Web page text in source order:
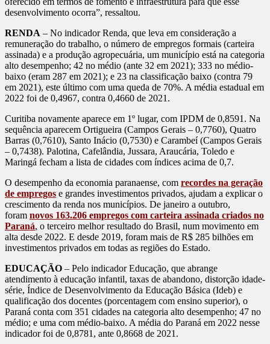
desenvolvimento ocorra”, ressaltou.
RENDA – No indicador Renda, que leva em consideração a
remuneração do trabalho, o número de empregos formais (carteira
assinada) e a produção agropecuária, um município está na categoria
alto desempenho; 42 no médio (ante 32 em 2021); 333 no médio-
baixo (eram 287 em 2021); e 23 na classificação baixo (contra 79
em 2021), este último com uma queda de 70%. A média estadual em
2022 foi de 0,4967, contra 0,4660 de 2021.
Curitiba novamente aparece em 1º lugar, com IPDM de 0,8591. Na
sequência aparecem Ortigueira (Campos Gerais – 0,7760), Quatro
Barras (0,7610), Santo Inácio (0,7530) e Carambeí (Campos Gerais
– 0,7438). Palotina, Cafelândia, Jussara, Araucária, Toledo e
Maringá fecham a lista de cidades com índices acima de 0,7.
O desempenho da economia paranaense, com recordes na geração
de empregos e grandes investimentos privados, ajudam a explicar o
crescimento da renda nos municípios. De janeiro a outubro,
foram novos 163.206 empregos com carteira assinada criados no
Paraná, o terceiro melhor resultado do Brasil, num movimento em
alta desde 2022. E desde 2019, foram mais de R$ 285 bilhões em
investimentos privados em todas as regiões do Estado.
EDUCAÇÃO – Pelo indicador Educação, que abrange
atendimento à educação infantil, taxas de abandono, distorção idade-
série, Índice de Desenvolvimento da Educação Básica (Ideb) e
qualificação dos docentes (porcentagem com ensino superior), o
Paraná conta com 351 cidades na categoria alto desempenho; 47 no
médio; e uma com médio-baixo. A média do Paraná em 2022 nesse
indicador foi de 0,8781, ante 0,8668 de 2021.